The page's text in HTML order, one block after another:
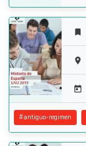




#antiguo-regimen